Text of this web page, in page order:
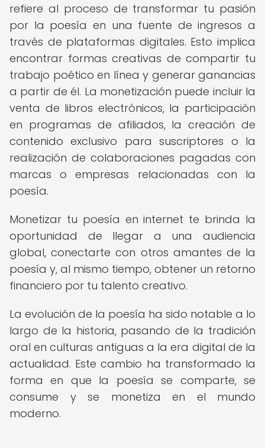
refiere al proceso de transformar tu pasión
por la poesía en una fuente de ingresos a
través de plataformas digitales. Esto implica
encontrar formas creativas de compartir tu
trabajo poético en línea y generar ganancias
a partir de él. La monetización puede incluir la
venta de libros electrónicos, la participación
en programas de afiliados, la creación de
contenido exclusivo para suscriptores o la
realización de colaboraciones pagadas con
marcas o empresas relacionadas con la
poesía.
Monetizar tu poesía en internet te brinda la
oportunidad de llegar a una audiencia
global, conectarte con otros amantes de la
poesía y, al mismo tiempo, obtener un retorno
financiero por tu talento creativo.
La evolución de la poesía ha sido notable a lo
largo de la historia, pasando de la tradición
oral en culturas antiguas a la era digital de la
actualidad. Este cambio ha transformado la
forma en que la poesía se comparte, se
consume y se monetiza en el mundo
moderno.